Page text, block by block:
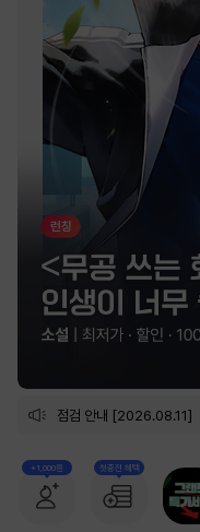
점검 안내 [2026.08.11]
+1,000원 첫충전 혜택